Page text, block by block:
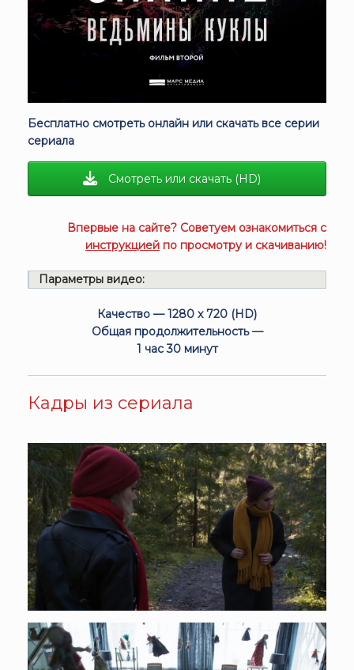
Бесплатно смотреть онлайн или скачать все серии
сериала
Смотреть или скачать (HD)
Впервые на сайте? Советуем ознакомиться с
инструкцией по просмотру и скачиванию!
Параметры видео:
Качество — 1280 x 720 (HD)
Общая продолжительность —
1 час 30 минут
Кадры из сериала